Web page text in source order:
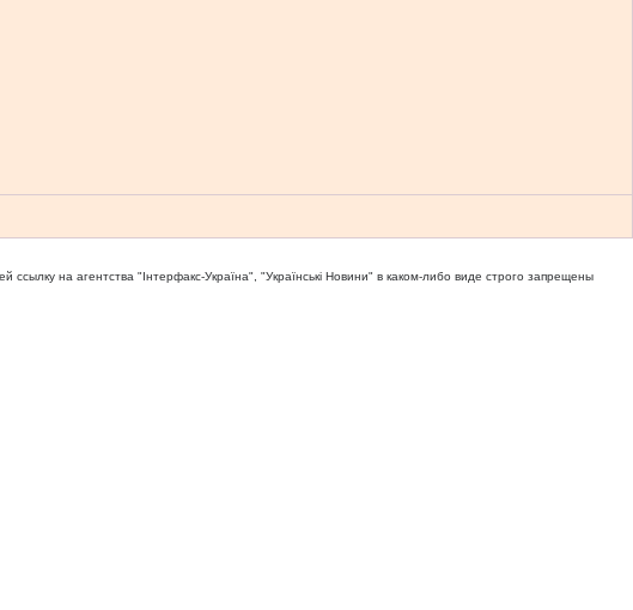
на агентства "Iнтерфакс-Україна", "Українськi Новини" в каком-либо виде строго запрещены